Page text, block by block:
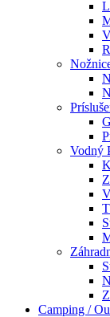
Vodný
Camping /